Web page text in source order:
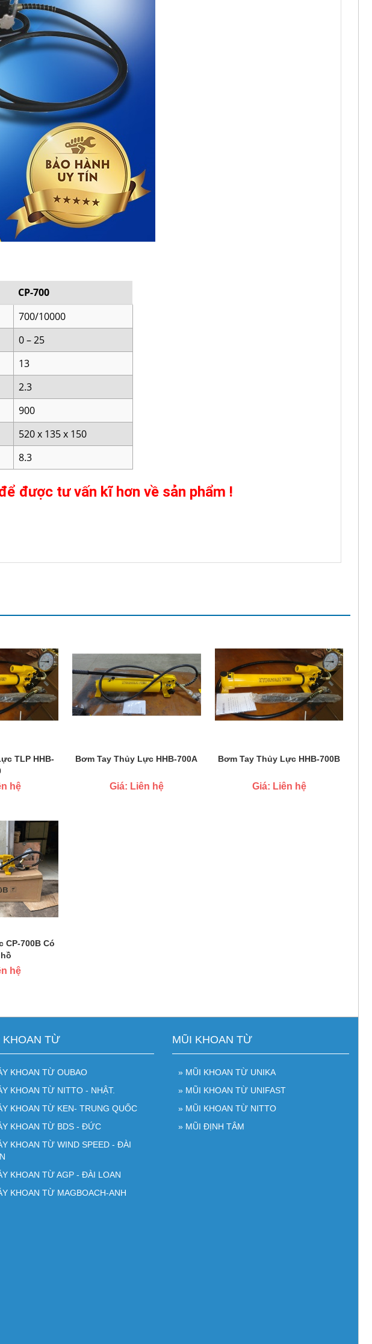
CP-700
700/10000
0 – 25
13
2.3
900
520 x 135 x 150
8.3
được tư vấn kĩ hơn về sản phẩm !
TLP HHB-
hệ
Bơm Tay Thủy Lực HHB-700A
Giá: Liên hệ
Bơm Tay Thủy Lực HHB-700B
Giá: Liên hệ
CP-700B Có
hệ
KHOAN TỪ
KHOAN TỪ OUBAO
KHOAN TỪ NITTO - NHẬT.
KHOAN TỪ KEN- TRUNG QUỐC
KHOAN TỪ BDS - ĐỨC
KHOAN TỪ WIND SPEED - ĐÀI
KHOAN TỪ AGP - ĐÀI LOAN
KHOAN TỪ MAGBOACH-ANH
MŨI KHOAN TỪ
» MŨI KHOAN TỪ UNIKA
» MŨI KHOAN TỪ UNIFAST
» MŨI KHOAN TỪ NITTO
» MŨI ĐỊNH TÂM